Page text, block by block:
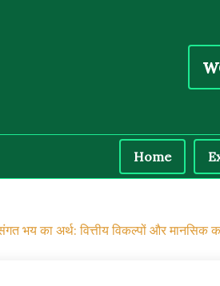
Home
भय का अर्थ: वित्तीय विकल्पों और मानसिक